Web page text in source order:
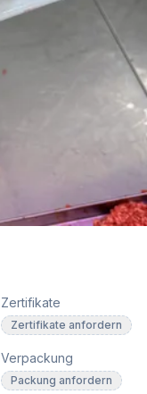
Zertifikate
Zertifikate anfordern
Verpackung
Packung anfordern